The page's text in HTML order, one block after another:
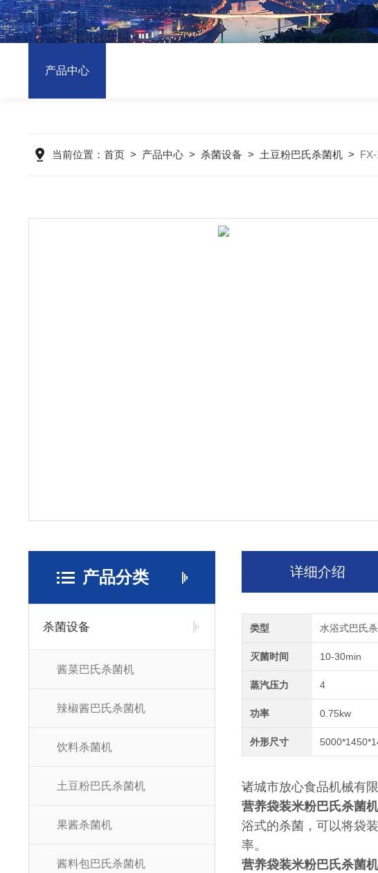
产品中心
当前位置： 首页> 产品中心> 杀菌设备 > 土豆粉巴氏杀菌机>
产品分类
杀菌设备
酱菜巴氏杀菌机
辣椒酱巴氏杀菌机
饮料杀菌机
土豆粉巴氏杀菌机
果酱杀菌机
酱料包巴氏杀菌机
详细介绍
类型 水浴式巴氏
灭菌时间 10-30min
蒸汽压力 4
功率 0.75kw
外形尺寸
诸城市放心食品机械有
营养袋装米粉巴氏杀菌
浴式的杀菌，可以将袋
率。
营养袋装米粉巴氏杀菌